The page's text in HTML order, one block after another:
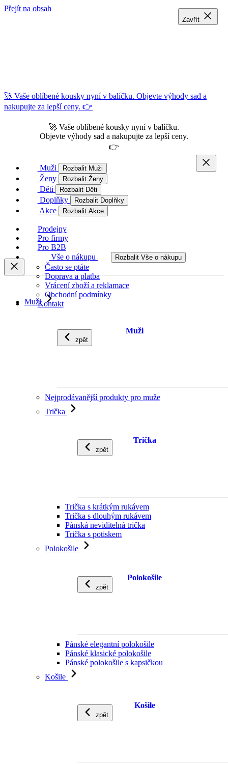
Přejít na obsah
🚀 Vaše oblíbené kousky nyní v balíčku. Objevte výhody sad a
nakupujte za lepší ceny. 👉
🚀 Vaše oblíbené kousky nyní v balíčku.
Objevte výhody sad a nakupujte za lepší ceny.
👉
Muži Rozbalit Muži
Ženy Rozbalit Ženy
Děti Rozbalit Děti
Doplňky Rozbalit Doplňky
Akce Rozbalit Akce
Prodejny
Pro firmy
Pro B2B
Vše o nákupu
Rozbalit Vše o nákupu
Často se ptáte
Doprava a platba
Vrácení zboží a reklamace
Obchodní podmínky
Kontakt
Muži
zpět
Muži
Nejprodávanější produkty pro muže
Trička
zpět
Trička
Trička s krátkým rukávem
Trička s dlouhým rukávem
Pánská neviditelná trička
Trička s potiskem
Polokošile
zpět
Polokošile
Pánské elegantní polokošile
Pánské klasické polokošile
Pánské polokošile s kapsičkou
Košile
zpět
Košile
Zavřít
Zavřít
Zavřít